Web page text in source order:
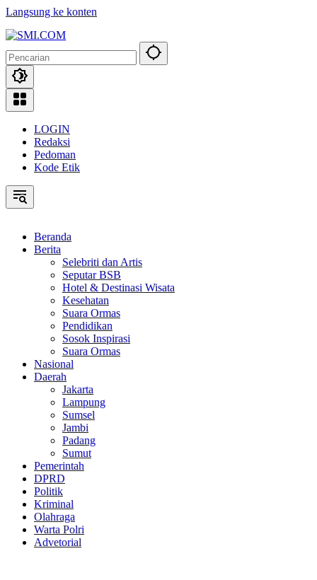
Langsung ke konten
LOGIN
Redaksi
Pedoman
Kode Etik
Beranda
Berita
Selebriti dan Artis
Seputar BSB
Hotel & Destinasi Wisata
Kesehatan
Suara Ormas
Pendidikan
Sosok Inspirasi
Suara Ormas
Nasional
Daerah
Jakarta
Lampung
Sumsel
Jambi
Padang
Sumut
Pemerintah
DPRD
Politik
Kriminal
Olahraga
Warta Polri
Advetorial